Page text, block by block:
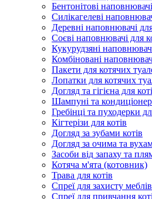
Бентонітові
Силікагелеві
Деревні наповнювачі
Соєві наповнювачі для
Кукурудзяні
Комбіновані
Пакети для котячих
Лопатки для котячих
Догляд та гігієна для
Шампуні та
Гребінці та пуходерки
Кігтерізи для котів
Догляд за зубами котів
Догляд за очима та
Засоби від запаху та
Котяча м'ята (котовник)
Трава для котів
Спреї для захисту меблів
Спреї для привчання